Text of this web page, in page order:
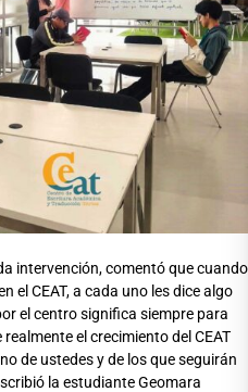
intervención, comentó que cuando
el CEAT, a cada uno les dice algo
el centro significa siempre para
el crecimiento del CEAT
de ustedes y de los que seguirán
la estudiante Geomara